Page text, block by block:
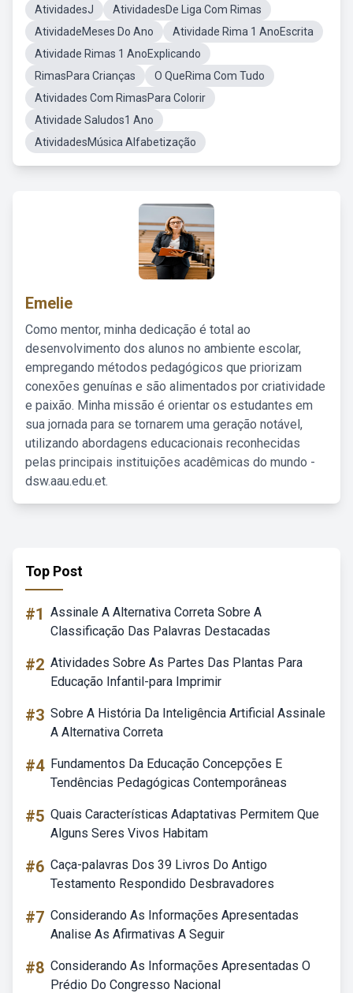
AtividadesJ
AtividadesDe Liga Com Rimas
AtividadeMeses Do Ano
Atividade Rima 1 AnoEscrita
Atividade Rimas 1 AnoExplicando
RimasPara Crianças
O QueRima Com Tudo
Atividades Com RimasPara Colorir
Atividade Saludos1 Ano
AtividadesMúsica Alfabetização
Emelie
Como mentor, minha dedicação é total ao
desenvolvimento dos alunos no ambiente escolar,
empregando métodos pedagógicos que priorizam
conexões genuínas e são alimentados por criatividade
e paixão. Minha missão é orientar os estudantes em
sua jornada para se tornarem uma geração notável,
utilizando abordagens educacionais reconhecidas
pelas principais instituições acadêmicas do mundo -
dsw.aau.edu.et.
Top Post
#1 Assinale A Alternativa Correta Sobre A
Classificação Das Palavras Destacadas
#2 Atividades Sobre As Partes Das Plantas Para
Educação Infantil-para Imprimir
#3 Sobre A História Da Inteligência Artificial Assinale
A Alternativa Correta
#4 Fundamentos Da Educação Concepções E
Tendências Pedagógicas Contemporâneas
#5 Quais Características Adaptativas Permitem Que
Alguns Seres Vivos Habitam
#6 Caça-palavras Dos 39 Livros Do Antigo
Testamento Respondido Desbravadores
#7 Considerando As Informações Apresentadas
Analise As Afirmativas A Seguir
#8 Considerando As Informações Apresentadas O
Prédio Do Congresso Nacional